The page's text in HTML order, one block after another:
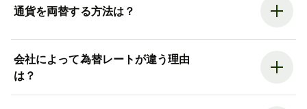
通貨を両替する方法は？
会社によって為替レートが違う理由
は？